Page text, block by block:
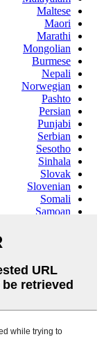
Maltese
Maori
Marathi
Mongolian
Burmese
Nepali
Norwegian
Pashto
Persian
Punjabi
Serbian
Sesotho
Sinhala
Slovak
Slovenian
Somali
Samoan
Swahili
Tajik
Telugu
Ukrainian